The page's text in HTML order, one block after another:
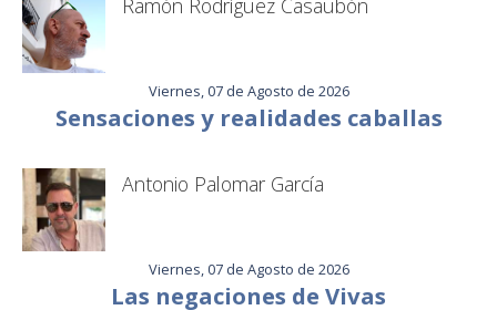
Ramón Rodríguez Casaubón
Viernes, 07 de Agosto de 2026
Sensaciones y realidades caballas
Antonio Palomar García
Viernes, 07 de Agosto de 2026
Las negaciones de Vivas